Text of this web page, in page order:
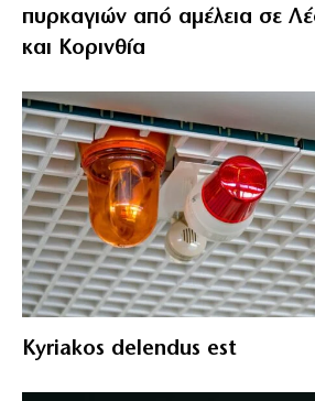
πυρκαγιών από αμέλεια σε
και Κορινθία
Kyriakos delendus est